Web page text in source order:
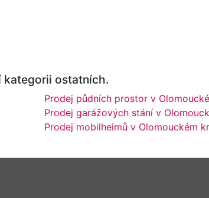
kategorii ostatních.
Prodej půdních prostor v
Prodej garážových stání v
Prodej mobilheimů v Olomouckém